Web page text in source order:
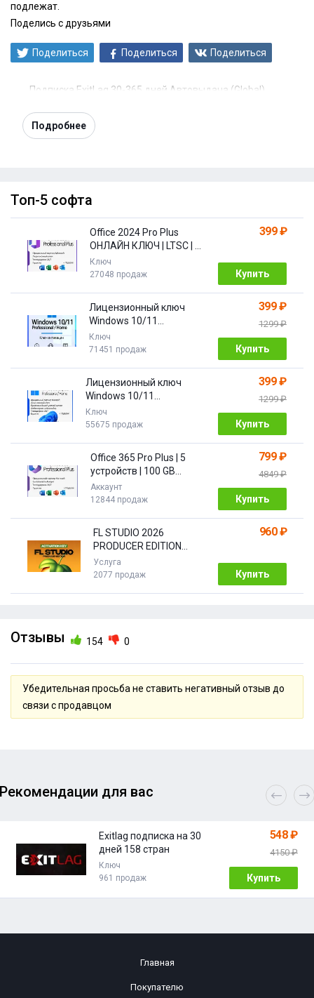
подлежат.
Поделись с друзьями
Поделиться Поделиться Поделиться
Подписка ExitLag 30-365 дней Автовыдача (Global)
Подробнее
Топ-5 софта
Office 2024 Pro Plus
ОНЛАЙН КЛЮЧ | LTSC | +
ПОДАРОК
Ключ
27048 продаж
399 ₽
Купить
Лицензионный ключ
Windows 10/11
Pro/Home 32/64 bit
Ключ
71451 продаж
399 ₽
1299 ₽
Купить
Лицензионный ключ
Windows 10/11
PRO/HOME | с привязкой
Ключ
55675 продаж
399 ₽
1299 ₽
Купить
Office 365 Pro Plus | 5
устройств | 100 GB
Облако| 1 год
Аккаунт
12844 продаж
799 ₽
4849 ₽
Купить
FL STUDIO 2026
PRODUCER EDITION
[Бессрочная]
Услуга
2077 продаж
960 ₽
Купить
Отзывы 154 0
Убедительная просьба не ставить негативный отзыв до
связи с продавцом
Рекомендации для вас
Exitlag подписка на 30
дней 158 стран
Ключ
961 продаж
548 ₽
4150 ₽
Купить
Главная
Покупателю